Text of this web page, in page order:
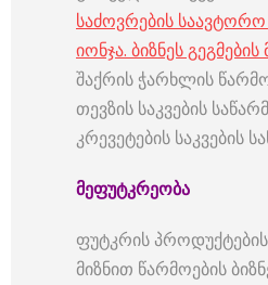
საძოვრების საავტორო
იონჯა. ბიზნეს
შაქრის ჭარხლის
თევზის საკვების
კრევეტების საკვების
მეფუტკრეობა
ფუტკრის
მიზნით წარმოების